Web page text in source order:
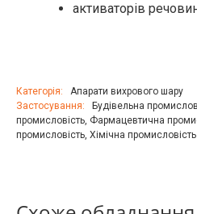
активаторів
Категорія:
Апарати вихрового шару
Застосування:
Будівельна
промисловість, Фармацевтична
промисловість, Хімічна промисловість